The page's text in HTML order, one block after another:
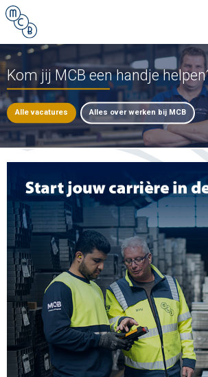
Kom jij MCB een handje
Alle vacatures Alles over werken bij MCB